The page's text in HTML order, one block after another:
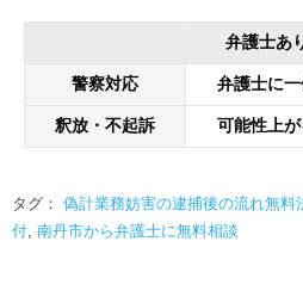
弁護士あ
警察対応 弁護士に一
釈放・不起訴 可能性上が
タグ： 偽計業務妨害の逮捕後の流れ無料
付 南丹市から弁護士に無料相談